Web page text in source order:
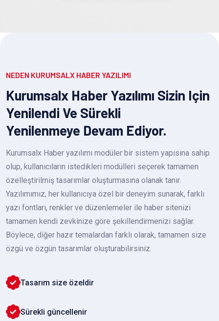
NEDEN KURUMSALX HABER YAZILIMI
Kurumsalx Haber Yazılımı Sizin Için
Yenilendi Ve Sürekli
Yenilenmeye Devam Ediyor.
Kurumsalx Haber yazılımı modüler bir sistem yapısına sahip
olup, kullanıcıların istedikleri modülleri seçerek tamamen
özelleştirilmiş tasarımlar oluşturmasına olanak tanır.
Yazılımımız, her kullanıcıya özel bir deneyim sunarak, farklı
yazı fontları, renkler ve düzenlemeler ile haber sitenizi
tamamen kendi zevkinize göre şekillendirmenizi sağlar.
Böylece, diğer hazır temalardan farklı olarak, tamamen size
özgü ve özgün tasarımlar oluşturabilirsiniz.
Tasarım size özeldir
Sürekli güncellenir